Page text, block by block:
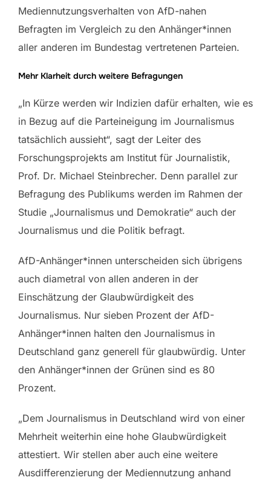
Mediennutzungsverhalten von AfD-nahen
Befragten im Vergleich zu den Anhänger*innen
aller anderen im Bundestag vertretenen Parteien.
Mehr Klarheit durch weitere Befragungen
„In Kürze werden wir Indizien dafür erhalten, wie es
in Bezug auf die Parteineigung im Journalismus
tatsächlich aussieht“, sagt der Leiter des
Forschungsprojekts am Institut für Journalistik,
Prof. Dr. Michael Steinbrecher. Denn parallel zur
Befragung des Publikums werden im Rahmen der
Studie „Journalismus und Demokratie“ auch der
Journalismus und die Politik befragt.
AfD-Anhänger*innen unterscheiden sich übrigens
auch diametral von allen anderen in der
Einschätzung der Glaubwürdigkeit des
Journalismus. Nur sieben Prozent der AfD-
Anhänger*innen halten den Journalismus in
Deutschland ganz generell für glaubwürdig. Unter
den Anhänger*innen der Grünen sind es 80
Prozent.
„Dem Journalismus in Deutschland wird von einer
Mehrheit weiterhin eine hohe Glaubwürdigkeit
attestiert. Wir stellen aber auch eine weitere
Ausdifferenzierung der Mediennutzung anhand